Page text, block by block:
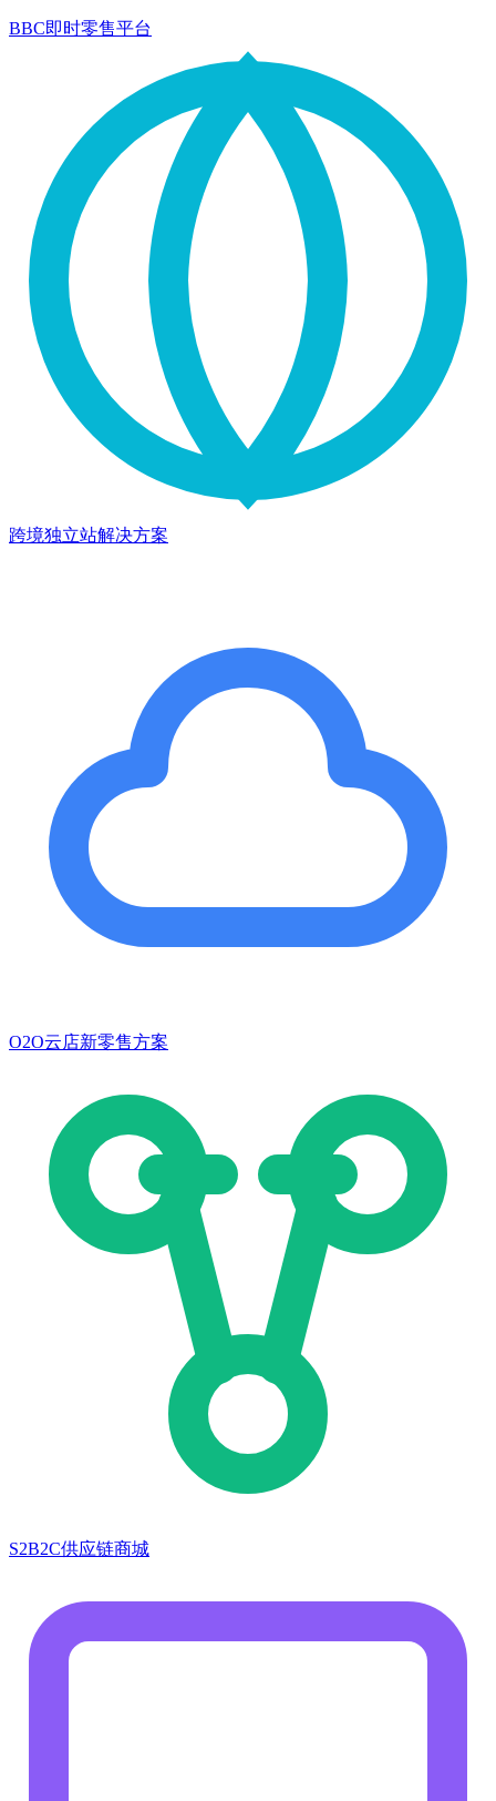
BBC即时零售平台
跨境独立站解决方案
O2O云店新零售方案
S2B2C供应链商城